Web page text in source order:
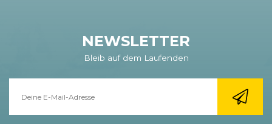
NEWSLETTER
Bleib auf dem Laufenden